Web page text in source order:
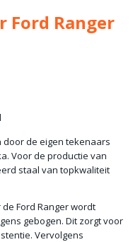
Ford Ranger
de eigen tekenaars
Voor de productie van
staal van topkwaliteit
Ford Ranger wordt
gebogen. Dit zorgt voor
Vervolgens